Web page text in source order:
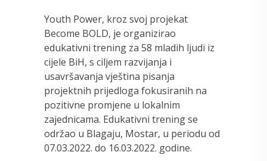
Youth Power, kroz svoj projekat
Become BOLD, je organizirao
edukativni trening za 58 mladih ljudi iz
cijele BiH, s ciljem razvijanja i
usavršavanja vještina pisanja
projektnih prijedloga fokusiranih na
pozitivne promjene u lokalnim
zajednicama. Edukativni trening se
održao u Blagaju, Mostar, u periodu od
07.03.2022. do 16.03.2022. godine.